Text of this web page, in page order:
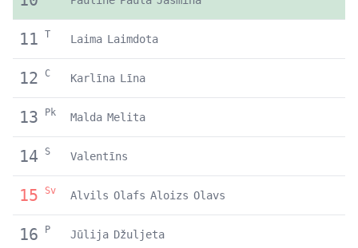
11 T Laima Laimdota
12 C Karlīna Līna
13 Pk Malda Melita
14 S Valentīns
15 Sv Alvils Olafs Aloizs Olavs
16 P Jūlija Džuljeta